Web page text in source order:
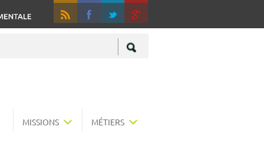
MISSIONS MÉTIERS